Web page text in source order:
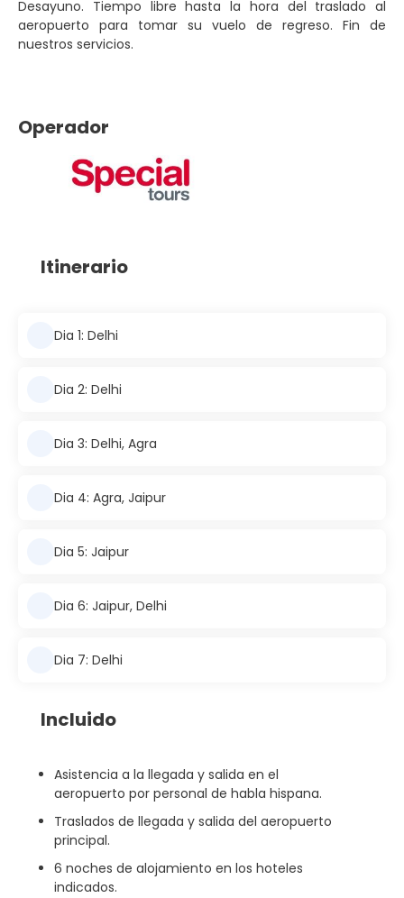
Desayuno. Tiempo libre hasta la hora del traslado al
aeropuerto para tomar su vuelo de regreso. Fin de
nuestros servicios.
Operador
Itinerario
Dia 1: Delhi
Dia 2: Delhi
Dia 3: Delhi, Agra
Dia 4: Agra, Jaipur
Dia 5: Jaipur
Dia 6: Jaipur, Delhi
Dia 7: Delhi
Incluido
Asistencia a la llegada y salida en el
aeropuerto por personal de habla hispana.
Traslados de llegada y salida del aeropuerto
principal.
6 noches de alojamiento en los hoteles
indicados.